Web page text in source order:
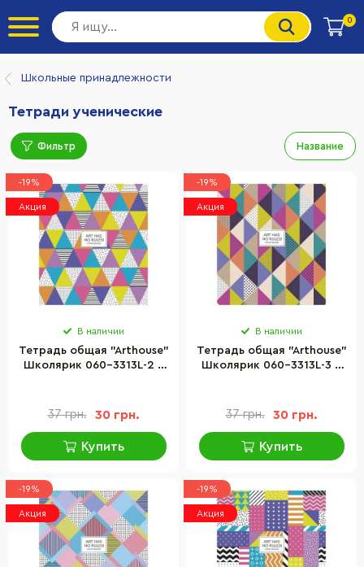
0
Школьные принадлежности
Тетради ученические
Фильтр Название
-19%
Акция
В наличии
Тетрадь общая "Arthouse"
Школярик 060-3313L-2 в
37 грн. 30 грн.
Купить
-19%
Акция
В наличии
Тетрадь общая "Arthouse"
Школярик 060-3313L-3 в
37 грн. 30 грн.
Купить
-19%
Акция
-19%
Акция